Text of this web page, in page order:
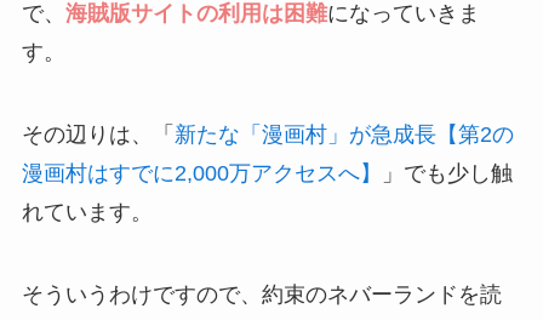
で、 海賊版サイトの利用は困難になっていきま
す。
その辺りは、「 新たな「漫画村」が急成長【第2の
漫画村はすでに2,000万アクセスへ】
」でも少し触
れています。
そういうわけですので、約束のネバーランドを読